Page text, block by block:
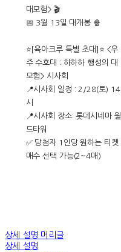
대모험> 🎬
📅 3월 13일 대개봉 🍿
⭐️[육아크루 특별 초대]⭐️ <우
주 수호대 : 하하하 행성의 대
모험> 시사회
📍시사회 일정 : 2/28(토) 14
시
📍시사회 장소: 롯데시네마 월
드타워
✅ 당첨자 1인당 원하는 티켓
매수 선택 가능(2~4매)
상세 설명 머리글
상세 설명